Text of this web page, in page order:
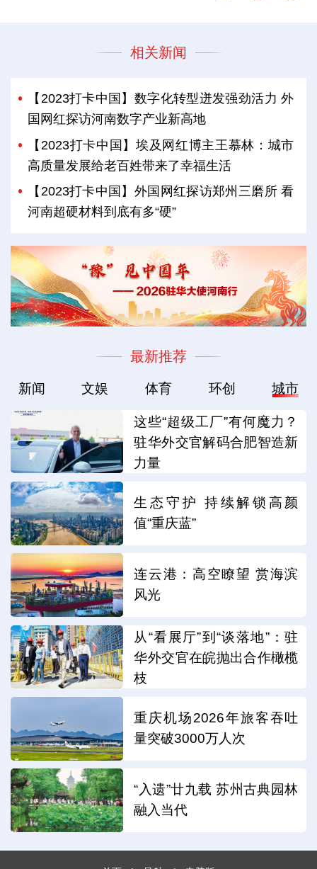
相关新闻
【2023打卡中国】数字化转型迸发强劲活力 外
国网红探访河南数字产业新高地
【2023打卡中国】埃及网红博主王慕林：城市
高质量发展给老百姓带来了幸福生活
【2023打卡中国】外国网红探访郑州三磨所 看
河南超硬材料到底有多“硬”
最新推荐
新闻 文娱 体育 环创 城市
这些“超级工厂”有何魔力？
驻华外交官解码合肥智造新
力量
生态守护 持续解锁高颜
值“重庆蓝”
连云港：高空瞭望 赏海滨
风光
从“看展厅”到“谈落地”：驻
华外交官在皖抛出合作橄榄
枝
重庆机场2026年旅客吞吐
量突破3000万人次
“入遗”廿九载 苏州古典园林
融入当代